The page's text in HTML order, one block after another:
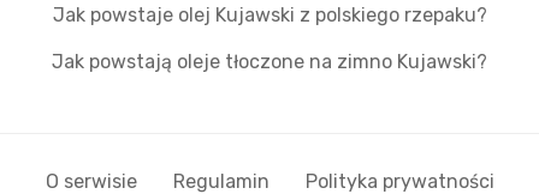
Jak powstaje olej Kujawski z polskiego rzepaku?
Jak powstają oleje tłoczone na zimno Kujawski?
O serwisie Regulamin Polityka prywatności